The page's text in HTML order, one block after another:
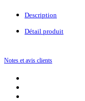
Description
Détail produit
Notes et avis clients